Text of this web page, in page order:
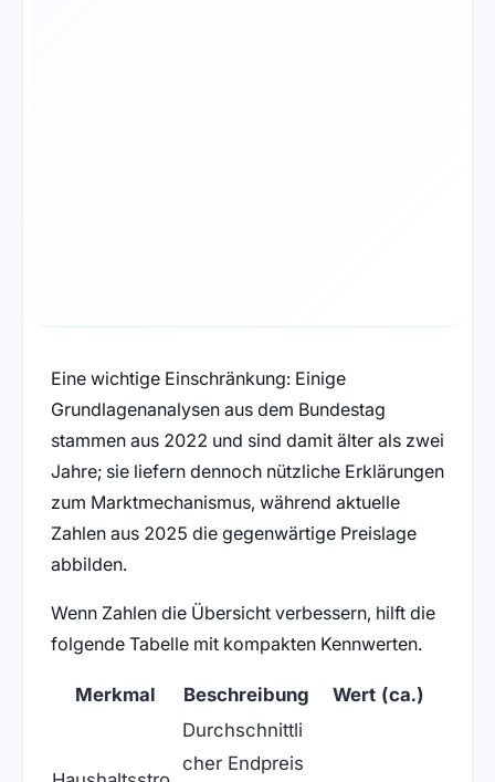
Eine wichtige Einschränkung: Einige
Grundlagenanalysen aus dem Bundestag
stammen aus 2022 und sind damit älter als zwei
Jahre; sie liefern dennoch nützliche Erklärungen
zum Marktmechanismus, während aktuelle
Zahlen aus 2025 die gegenwärtige Preislage
abbilden.
Wenn Zahlen die Übersicht verbessern, hilft die
folgende Tabelle mit kompakten Kennwerten.
Merkmal Beschreibung Wert (ca.)
Durchschnittli
cher Endpreis